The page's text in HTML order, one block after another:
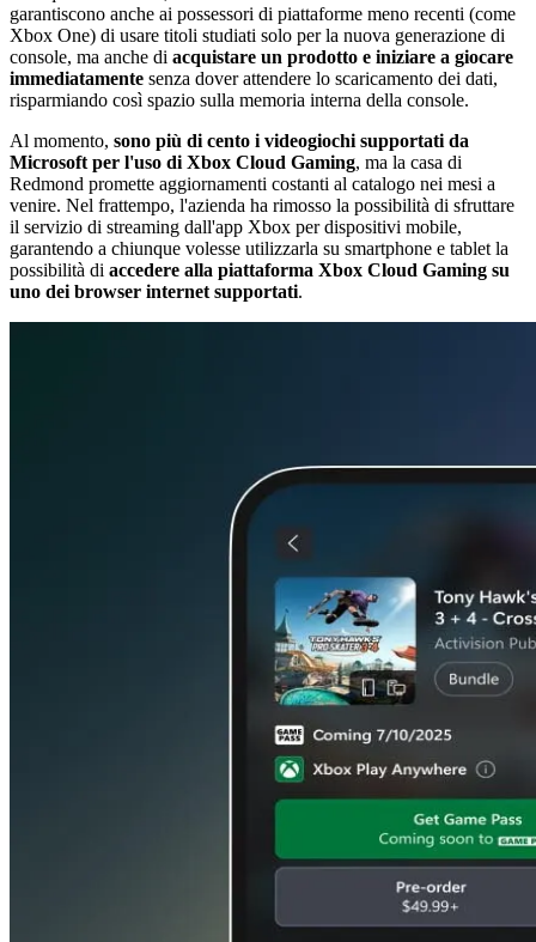
garantiscono anche ai possessori di piattaforme meno recenti (come
Xbox One) di usare titoli studiati solo per la nuova generazione di
console, ma anche di acquistare un prodotto e iniziare a giocare
immediatamente senza dover attendere lo scaricamento dei dati,
risparmiando così spazio sulla memoria interna della console.
Al momento, sono più di cento i videogiochi supportati da
Microsoft per l'uso di Xbox Cloud Gaming, ma la casa di
Redmond promette aggiornamenti costanti al catalogo nei mesi a
venire. Nel frattempo, l'azienda ha rimosso la possibilità di sfruttare
il servizio di streaming dall'app Xbox per dispositivi mobile,
garantendo a chiunque volesse utilizzarla su smartphone e tablet la
possibilità di accedere alla piattaforma Xbox Cloud Gaming su
uno dei browser internet supportati.